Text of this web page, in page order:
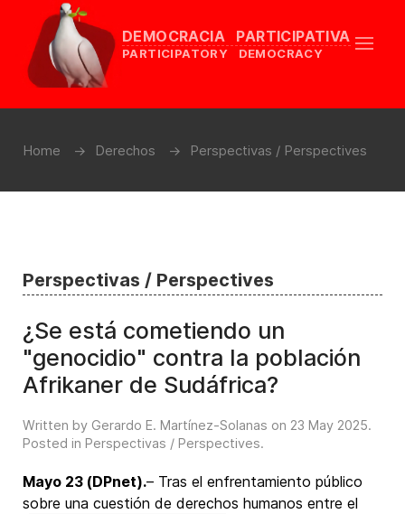
DEMOCRACIA PARTICIPATIVA
PARTICIPATORY DEMOCRACY
Home Derechos Perspectivas / Perspectives
Perspectivas / Perspectives
¿Se está cometiendo un
"genocidio" contra la población
Afrikaner de Sudáfrica?
Written by Gerardo E. Martínez-Solanas on 23 May 2025.
Posted in Perspectivas / Perspectives.
Mayo 23 (DPnet).– Tras el enfrentamiento público
sobre una cuestión de derechos humanos entre el